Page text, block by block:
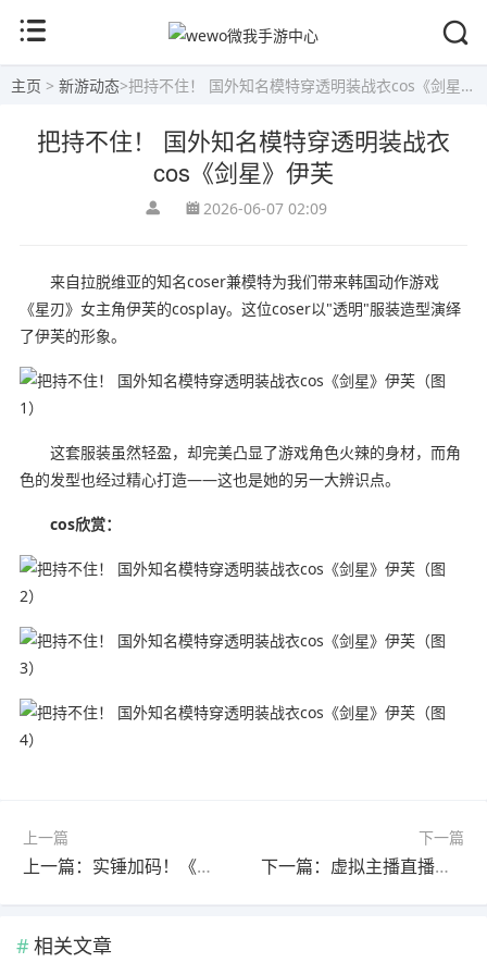
主页 > 新游动态>把持不住！ 国外知名模特穿透明装战衣cos《剑星》伊芙
把持不住！ 国外知名模特穿透明装战衣
cos《剑星》伊芙
2026-06-07 02:09
来自拉脱维亚的知名coser兼模特为我们带来韩国动作游戏
《星刃》女主角伊芙的cosplay。这位coser以"透明"服装造型演绎
了伊芙的形象。
这套服装虽然轻盈，却完美凸显了游戏角色火辣的身材，而角
色的发型也经过精心打造——这也是她的另一大辨识点。
cos欣赏：
上一篇
上一篇：实锤加码！《刺客信条：黑旗》重制版域名被挖出
下一篇
下一篇：虚拟主播直播上厕所忘摘动捕设备引热议
相关文章